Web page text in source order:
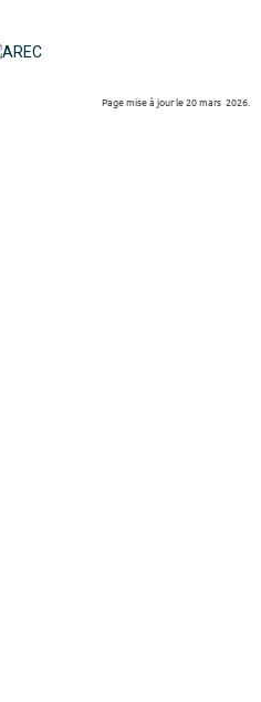
Page mise à jour le 20 mars 2026.